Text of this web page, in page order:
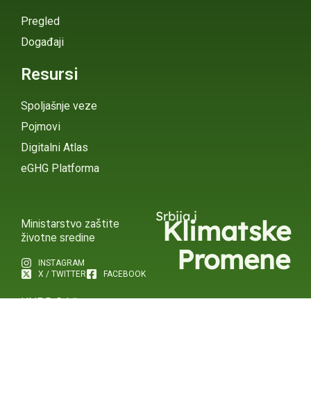
Pregled
Događaji
Resursi
Spoljašnje veze
Pojmovi
Digitalni Atlas
eGHG Platforma
Ministarstvo zaštite
životne sredine
INSTAGRAM
X / TWITTER
FACEBOOK
UNDP Srbija
Srbija i
Klimatske
Promene